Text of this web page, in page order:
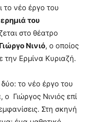
το νέο έργο του
του
στο θέατρο
Γιώργο Νινιό, ο οποίος
την Ερμίνα Κυριαζή.
το νέο έργο του
ο Γιώργος Νινιός επί
Στη σκηνή